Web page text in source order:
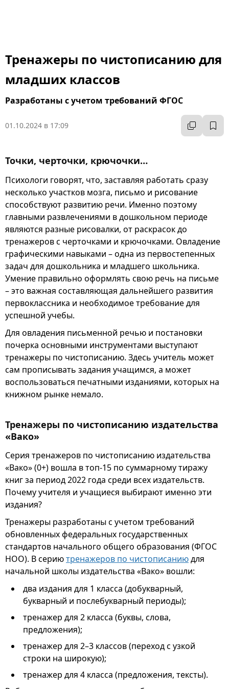
Тренажеры по чистописанию для
младших классов
Разработаны с учетом требований ФГОС
01.10.2024 в 17:09
Точки, черточки, крючочки…
Психологи говорят, что, заставляя работать сразу
несколько участков мозга, письмо и рисование
способствуют развитию речи. Именно поэтому
главными развлечениями в дошкольном периоде
являются разные рисовалки, от раскрасок до
тренажеров с черточками и крючочками. Овладение
графическими навыками – одна из первостепенных
задач для дошкольника и младшего школьника.
Умение правильно оформлять свою речь на письме
– это важная составляющая дальнейшего развития
первоклассника и необходимое требование для
успешной учебы.
Для овладения письменной речью и постановки
почерка основными инструментами выступают
тренажеры по чистописанию. Здесь учитель может
сам прописывать задания учащимся, а может
воспользоваться печатными изданиями, которых на
книжном рынке немало.
Тренажеры по чистописанию издательства
«Вако»
Серия тренажеров по чистописанию издательства
«Вако» (0+) вошла в топ-15 по суммарному тиражу
книг за период 2022 года среди всех издательств.
Почему учителя и учащиеся выбирают именно эти
издания?
Тренажеры разработаны с учетом требований
обновленных федеральных государственных
стандартов начального общего образования (ФГОС
НОО). В сериютренажеров по чистописаниюдля
начальной школы издательства «Вако» вошли:
два издания для 1 класса (добукварный,
букварный и послебукварный периоды);
тренажер для 2 класса (буквы, слова,
предложения);
тренажер для 2–3 классов (переход с узкой
строки на широкую);
тренажер для 4 класса (предложения, тексты).